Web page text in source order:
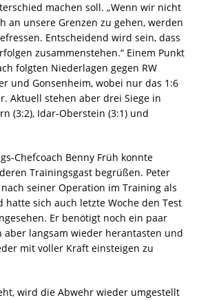
machen soll. „Wenn wir nicht
an unsere Grenzen zu gehen, werden
Entscheidend wird sein, dass
zusammenstehen.“ Einem Punkt
folgten Niederlagen gegen RW
und Gonsenheim, wobei nur das 1:6
Aktuell stehen aber drei Siege in
(3:2), Idar-Oberstein (3:1) und
Chefcoach Benny Früh konnte
Trainingsgast begrüßen. Peter
seiner Operation im Training als
hatte sich auch letzte Woche den Test
Er benötigt noch ein paar
aber langsam wieder herantasten und
mit voller Kraft einsteigen zu
wird die Abwehr wieder umgestellt